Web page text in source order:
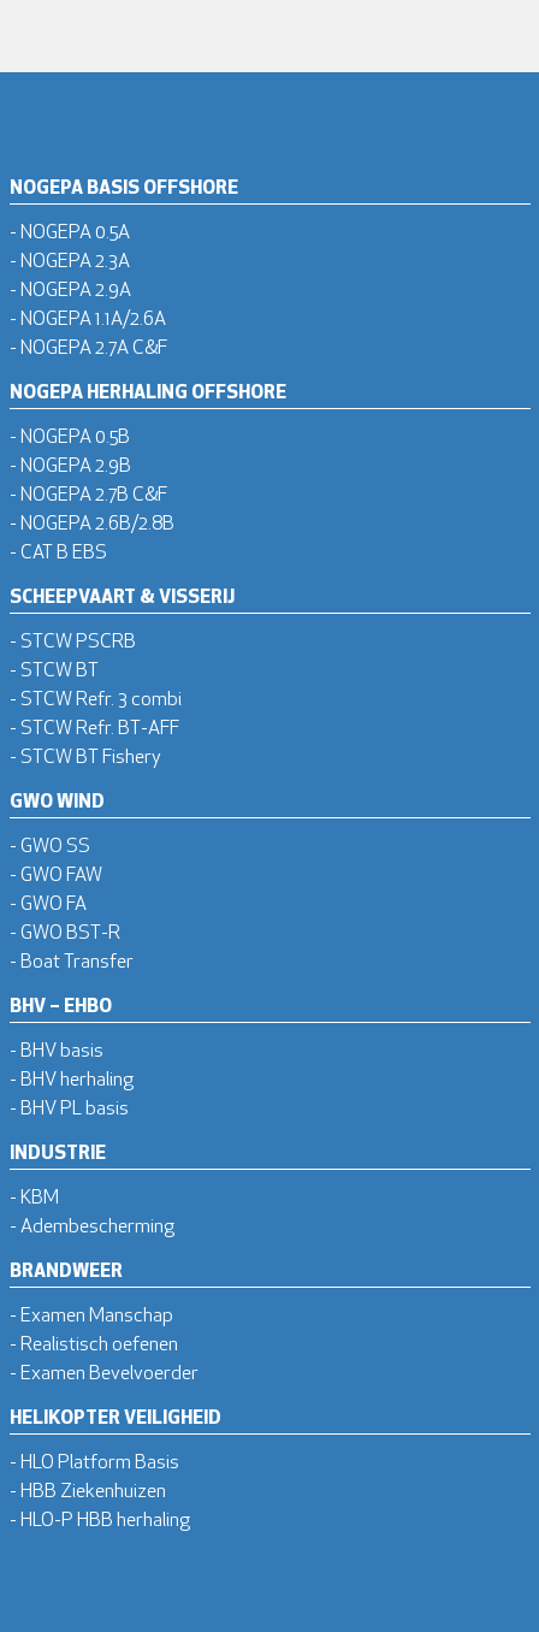
NOGEPA BASIS OFFSHORE
- NOGEPA 0.5A
- NOGEPA 2.3A
- NOGEPA 2.9A
- NOGEPA 1.1A/2.6A
- NOGEPA 2.7A C&F
NOGEPA HERHALING OFFSHORE
- NOGEPA 0.5B
- NOGEPA 2.9B
- NOGEPA 2.7B C&F
- NOGEPA 2.6B/2.8B
- CAT B EBS
SCHEEPVAART & VISSERIJ
- STCW PSCRB
- STCW BT
- STCW Refr. 3 combi
- STCW Refr. BT-AFF
- STCW BT Fishery
GWO WIND
- GWO SS
- GWO FAW
- GWO FA
- GWO BST-R
- Boat Transfer
BHV – EHBO
- BHV basis
- BHV herhaling
- BHV PL basis
INDUSTRIE
- KBM
- Adembescherming
BRANDWEER
- Examen Manschap
- Realistisch oefenen
- Examen Bevelvoerder
HELIKOPTER VEILIGHEID
- HLO Platform Basis
- HBB Ziekenhuizen
- HLO-P HBB herhaling